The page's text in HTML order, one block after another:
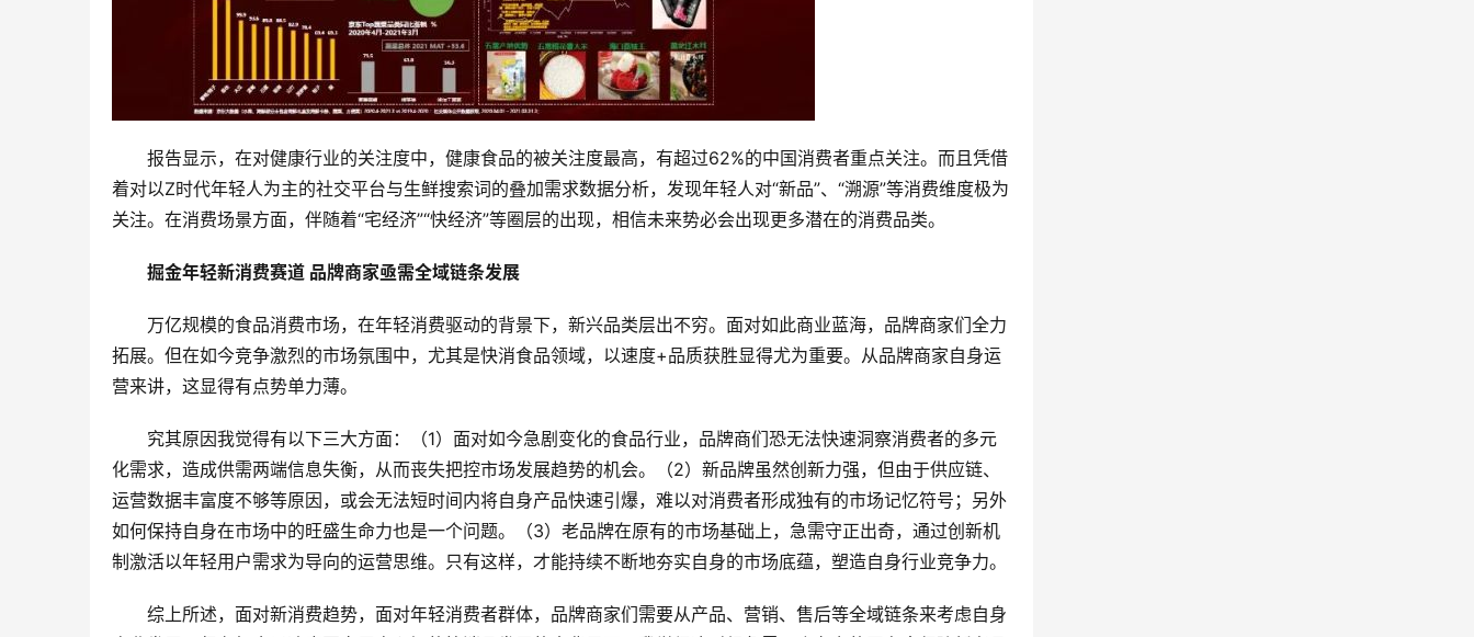
报告显示，在对健康行业的关注度中，健康食品的被关注度最高，有超过62%的中国消费者重点关注。而且凭借
着对以Z时代年轻人为主的社交平台与生鲜搜索词的叠加需求数据分析，发现年轻人对“新品”、“溯源”等消费维度极为
关注。在消费场景方面，伴随着“宅经济”“快经济”等圈层的出现，相信未来势必会出现更多潜在的消费品类。
掘金年轻新消费赛道 品牌商家亟需全域链条发展
万亿规模的食品消费市场，在年轻消费驱动的背景下，新兴品类层出不穷。面对如此商业蓝海，品牌商家们全力
拓展。但在如今竞争激烈的市场氛围中，尤其是快消食品领域，以速度+品质获胜显得尤为重要。从品牌商家自身运
营来讲，这显得有点势单力薄。
究其原因我觉得有以下三大方面：（1）面对如今急剧变化的食品行业，品牌商们恐无法快速洞察消费者的多元
化需求，造成供需两端信息失衡，从而丧失把控市场发展趋势的机会。（2）新品牌虽然创新力强，但由于供应链、
运营数据丰富度不够等原因，或会无法短时间内将自身产品快速引爆，难以对消费者形成独有的市场记忆符号；另外
如何保持自身在市场中的旺盛生命力也是一个问题。（3）老品牌在原有的市场基础上，急需守正出奇，通过创新机
制激活以年轻用户需求为导向的运营思维。只有这样，才能持续不断地夯实自身的市场底蕴，塑造自身行业竞争力。
综上所述，面对新消费趋势，面对年轻消费者群体，品牌商家们需要从产品、营销、售后等全域链条来考虑自身